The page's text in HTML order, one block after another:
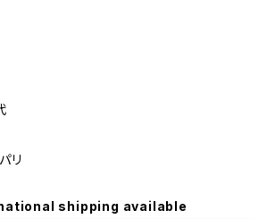
リ
shipping available